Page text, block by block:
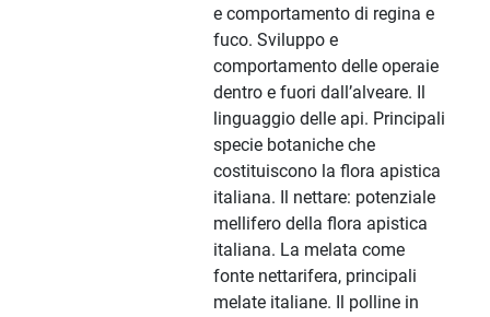
e comportamento di regina e
fuco. Sviluppo e
comportamento delle operaie
dentro e fuori dall’alveare. Il
linguaggio delle api. Principali
specie botaniche che
costituiscono la flora apistica
italiana. Il nettare: potenziale
mellifero della flora apistica
italiana. La melata come
fonte nettarifera, principali
melate italiane. Il polline in